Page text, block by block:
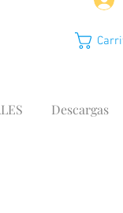
Descargas